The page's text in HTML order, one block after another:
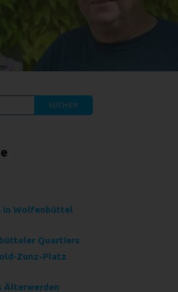
in Wolfenbüttel
Quartiers
Zunz-Platz
Älterwerden